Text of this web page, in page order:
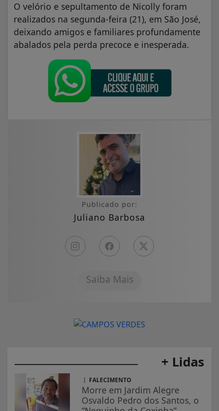
O velório e sepultamento de Nicolly foram
realizados na segunda-feira (21), em São José,
deixando amigos e familiares profundamente
abalados pela perda precoce e inesperada.
Publicado por:
Juliano Barbosa
Saiba Mais
+ Lidas
FALECIMENTO
Morre em Jardim Alegre
Osvaldo Pedro dos Santos, o